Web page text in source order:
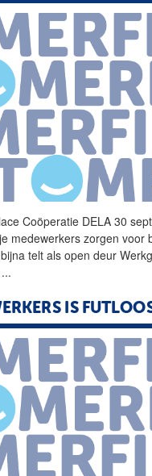
Coöperatie DELA 30
medewerkers zorgen voor
telt als open deur
...
IS